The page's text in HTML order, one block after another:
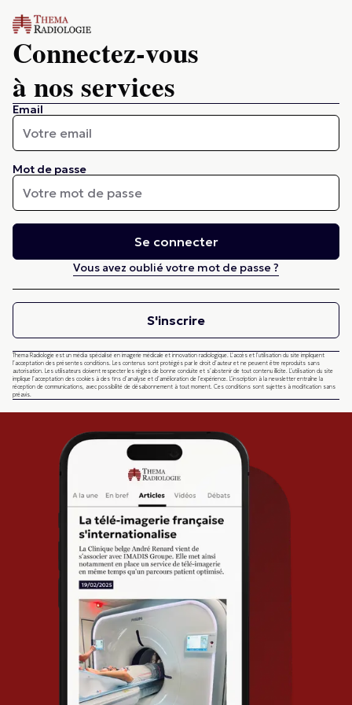
Connectez-vous
à nos services
Email
Mot de passe
Se connecter
Vous avez oublié votre mot de passe ?
S'inscrire
Thema Radiologie est un média spécialisé en imagerie médicale et innovation radiologique. L’accès et l’utilisation du site impliquent
l’acceptation des présentes conditions. Les contenus sont protégés par le droit d’auteur et ne peuvent être reproduits sans
autorisation. Les utilisateurs doivent respecter les règles de bonne conduite et s’abstenir de tout contenu illicite. L’utilisation du site
implique l’acceptation des cookies à des fins d’analyse et d’amélioration de l’expérience. L’inscription à la newsletter entraîne la
réception de communications, avec possibilité de désabonnement à tout moment. Ces conditions sont sujettes à modification sans
préavis.